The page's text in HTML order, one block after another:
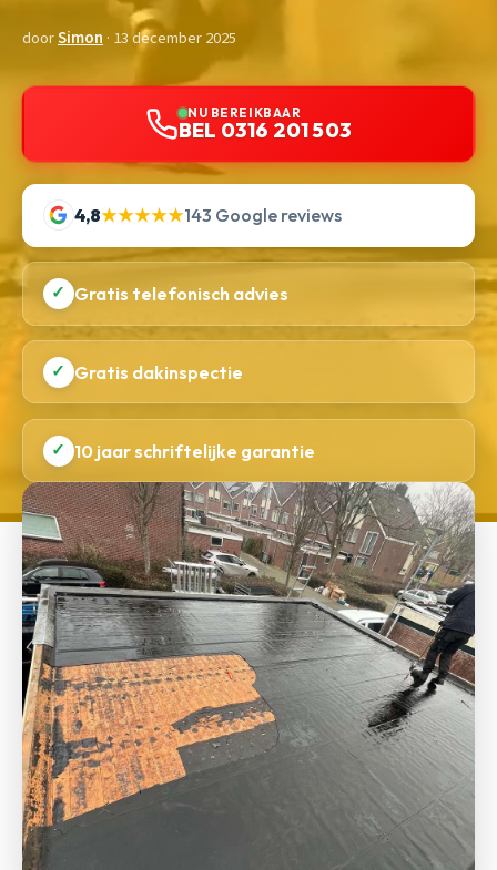
doorSimon · 13 december 2025
NU BEREIKBAAR
BEL 0316 201 503
4,8★★★★★143 Google reviews
✓ Gratis telefonisch advies
✓ Gratis dakinspectie
✓ 10 jaar schriftelijke garantie